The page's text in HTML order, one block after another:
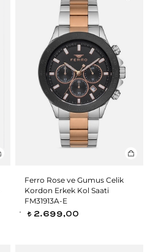
Ferro Rose ve Gumus Celik
Kordon Erkek Kol Saati
FM31913A-E
t 2.699,00